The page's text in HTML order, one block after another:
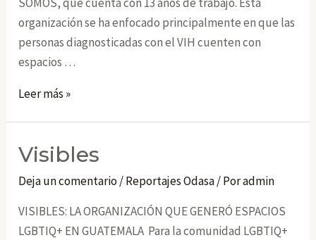
organización se ha enfocado principalmente en que las
personas diagnosticadas con el VIH cuenten con
espacios …
Somos
Leer más »
Visibles
Deja un comentario/Reportajes Odasa/ Poradmin
VISIBLES: LA ORGANIZACIÓN QUE GENERÓ ESPACIOS
LGBTIQ+ EN GUATEMALA Para la comunidad LGBTIQ+